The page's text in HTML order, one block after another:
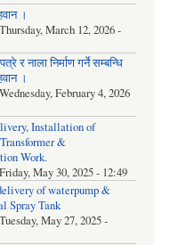
।
Thursday, March 12, 2026 -
र नाला निर्माण गर्ने सम्बन्धि
।
Wednesday, February 4, 2026
Installation of
&
Work.
Friday, May 30, 2025 - 12:49
of waterpump &
Spray Tank
Tuesday, May 27, 2025 -